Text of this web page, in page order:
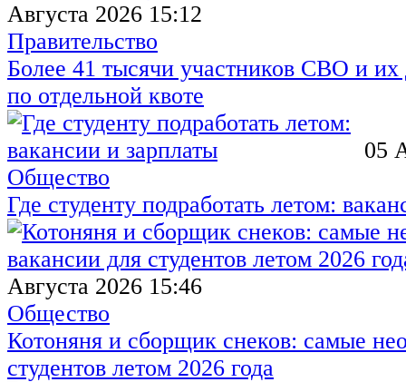
Августа 2026 15:12
Правительство
Более 41 тысячи участников СВО и их
по отдельной квоте
05
Общество
Где студенту подработать летом:
Августа 2026 15:46
Общество
Котоняня и сборщик снеков: самые
студентов летом 2026 года